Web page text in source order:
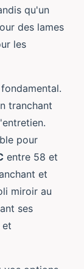
qu'un
des lames
les
tranchant
pour
entre 58 et
et
miroir au
ses
et